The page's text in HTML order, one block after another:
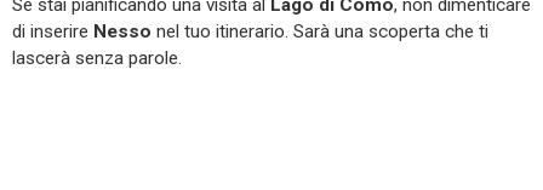
di inserire Nesso nel tuo itinerario. Sarà una scoperta che ti
lascerà senza parole.